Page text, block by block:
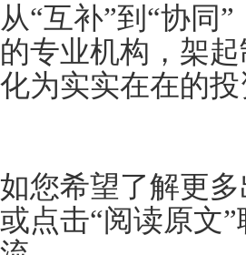
从“互补”到“协同
的专业机构，架
化为实实在在的投
如您希望了解更
或点击“阅读原文